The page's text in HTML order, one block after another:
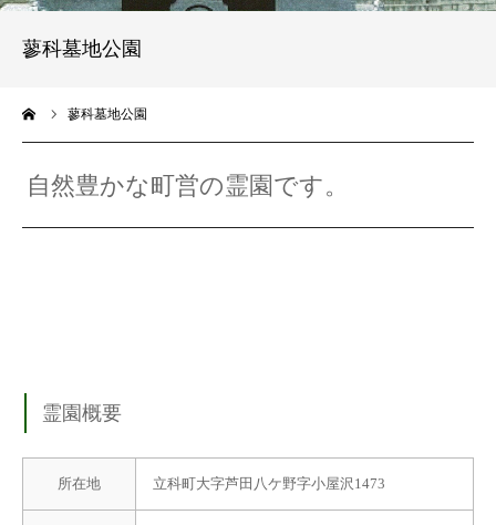
蓼科墓地公園
蓼科墓地公園
自然豊かな町営の霊園です。
霊園概要
所在地 立科町大字芦田八ケ野字小屋沢1473